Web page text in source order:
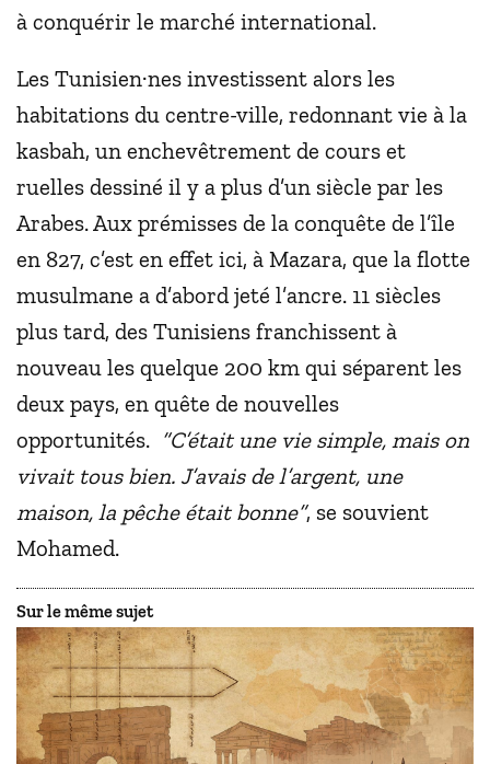
à conquérir le marché international.
Les Tunisien·nes investissent alors les
habitations du centre-ville, redonnant vie à la
kasbah, un enchevêtrement de cours et
ruelles dessiné il y a plus d’un siècle par les
Arabes. Aux prémisses de la conquête de l’île
en 827, c’est en effet ici, à Mazara, que la flotte
musulmane a d’abord jeté l’ancre. 11 siècles
plus tard, des Tunisiens franchissent à
nouveau les quelque 200 km qui séparent les
deux pays, en quête de nouvelles
opportunités. “C’était une vie simple, mais on
vivait tous bien. J’avais de l’argent, une
maison, la pêche était bonne”, se souvient
Mohamed.
Sur le même sujet